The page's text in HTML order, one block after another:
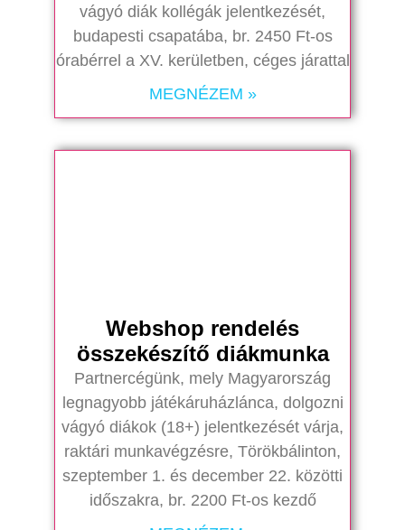
vágyó diák kollégák jelentkezését,
budapesti csapatába, br. 2450 Ft-os
órabérrel a XV. kerületben, céges járattal
MEGNÉZEM »
Webshop rendelés
összekészítő diákmunka
Partnercégünk, mely Magyarország
legnagyobb játékáruházlánca, dolgozni
vágyó diákok (18+) jelentkezését várja,
raktári munkavégzésre, Törökbálinton,
szeptember 1. és december 22. közötti
időszakra, br. 2200 Ft-os kezdő